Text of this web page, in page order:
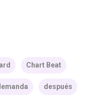
Chart Beat
después